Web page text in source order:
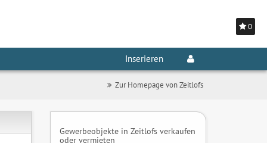
0
Inserieren
Zur Homepage von Zeitlofs
Gewerbeobjekte in Zeitlofs verkaufen
oder vermieten